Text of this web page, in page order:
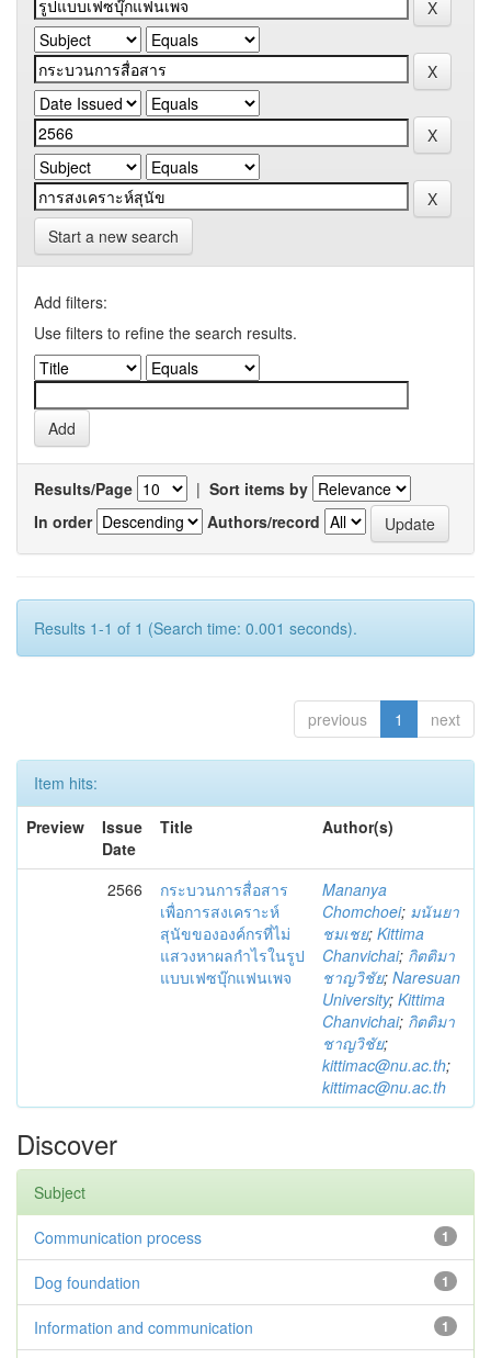
Start a new search
Add filters:
Use filters to refine the search results.
Results/Page | Sort items by
In order
Authors/record
Results 1-1 of 1 (Search time: 0.001 seconds).
previous 1 next
Item hits:
Preview
Issue
Date
Title Author(s)
2566
กระบวนการสื่อสาร
เพื่อการสงเคราะห์
สุนัขขององค์กรที่ไม่
แสวงหาผลกำไรในรูป
แบบเฟซบุ๊กแฟนเพจ
Mananya
Chomchoei; มนันยา
ชมเชย; Kittima
Chanvichai; กิตติมา
ชาญวิชัย; Naresuan
University; Kittima
Chanvichai; กิตติมา
ชาญวิชัย;
kittimac@nu.ac.th;
kittimac@nu.ac.th
Discover
Subject
1
Communication process
1
Dog foundation
1
Information and communication